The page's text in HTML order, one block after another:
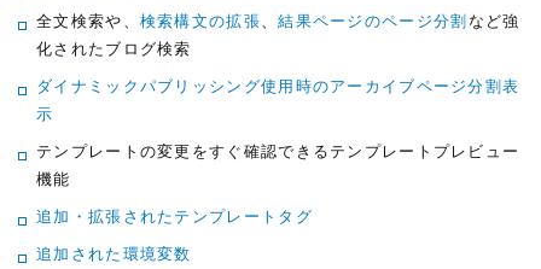
全文検索や、 検索構文の拡張、結果ページのページ分割 など強
化されたブログ検索
ダイナミックパブリッシング使用時のアーカイブページ分割表
示
テンプレートの変更をすぐ確認できるテンプレートプレビュー
機能
追加・拡張されたテンプレートタグ
追加された環境変数